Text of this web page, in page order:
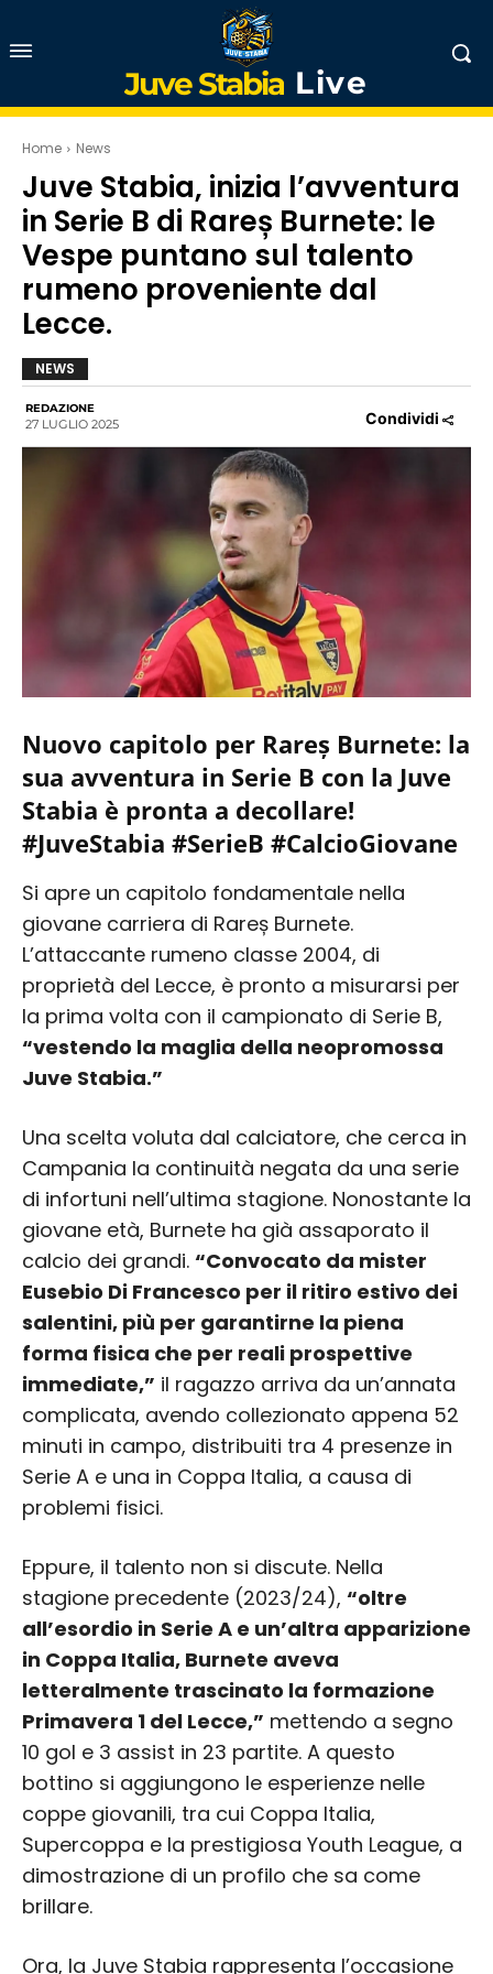
Juve Stabia Live
Home News
Juve Stabia, inizia l’avventura
in Serie B di Rareș Burnete: le
Vespe puntano sul talento
rumeno proveniente dal
Lecce.
NEWS
REDAZIONE
27 LUGLIO 2025 Condividi
Nuovo capitolo per Rareș Burnete: la
sua avventura in Serie B con la Juve
Stabia è pronta a decollare!
#JuveStabia #SerieB #CalcioGiovane
Si apre un capitolo fondamentale nella
giovane carriera di Rareș Burnete.
L’attaccante rumeno classe 2004, di
proprietà del Lecce, è pronto a misurarsi per
la prima volta con il campionato di Serie B,
“vestendo la maglia della neopromossa
Juve Stabia.”
Una scelta voluta dal calciatore, che cerca in
Campania la continuità negata da una serie
di infortuni nell’ultima stagione. Nonostante la
giovane età, Burnete ha già assaporato il
calcio dei grandi. “Convocato da mister
Eusebio Di Francesco per il ritiro estivo dei
salentini, più per garantirne la piena
forma fisica che per reali prospettive
immediate,” il ragazzo arriva da un’annata
complicata, avendo collezionato appena 52
minuti in campo, distribuiti tra 4 presenze in
Serie A e una in Coppa Italia, a causa di
problemi fisici.
Eppure, il talento non si discute. Nella
stagione precedente (2023/24), “oltre
all’esordio in Serie A e un’altra apparizione
in Coppa Italia, Burnete aveva
letteralmente trascinato la formazione
Primavera 1 del Lecce,” mettendo a segno
10 gol e 3 assist in 23 partite. A questo
bottino si aggiungono le esperienze nelle
coppe giovanili, tra cui Coppa Italia,
Supercoppa e la prestigiosa Youth League, a
dimostrazione di un profilo che sa come
brillare.
Ora, la Juve Stabia rappresenta l’occasione